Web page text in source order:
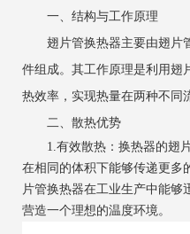
一、结构与工作原理
翅片管换热器主要由翅片
件组成。其工作原理是利用翅
热效率，实现热量在两种不同
二、散热优势
1.有效散热：换热器的翅片
在相同的体积下能够传递更多
片管换热器在工业生产中能够
营造一个理想的温度环境。